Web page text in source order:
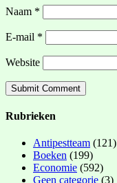
Naam *
E-mail *
Website
Rubrieken
Antipestteam (121)
Boeken (199)
Economie (592)
Geen categorie (3)